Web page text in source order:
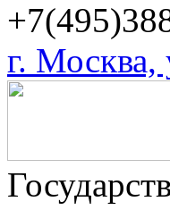
г. Москва,